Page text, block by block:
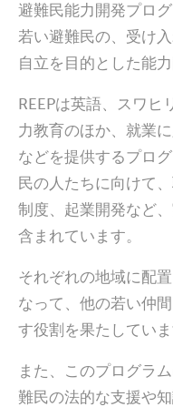
避難民能力開発プロ
若い避難民の、受け
自立を目的とした能力
REEPは英語、スワヒ
力教育のほか、就業
などを提供するプロ
民の人たちに向けて
制度、起業開発など
含まれています。
それぞれの地域に配
なって、他の若い仲
す役割を果たしていま
また、このプログラ
難民の法的な支援や